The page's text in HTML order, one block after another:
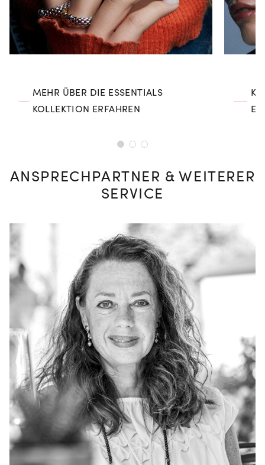
MEHR ÜBER DIE ESSENTIALS
KOLLEKTION ERFAHREN
ANSPRECHPARTNER & WEITERER
SERVICE